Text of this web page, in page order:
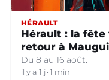
HÉRAULT
Hérault : la
retour à
Du 8 au 16 août.
il y a 1 j 1 min